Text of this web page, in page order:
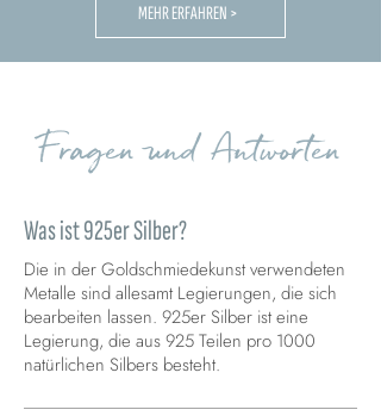
MEHR ERFAHREN >
Fragen und Antworten
Was ist 925er Silber?
Die in der Goldschmiedekunst verwendeten
Metalle sind allesamt Legierungen, die sich
bearbeiten lassen. 925er Silber ist eine
Legierung, die aus 925 Teilen pro 1000
natürlichen Silbers besteht.